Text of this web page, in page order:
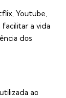
Youtube,
facilitar a vida
dos
ao